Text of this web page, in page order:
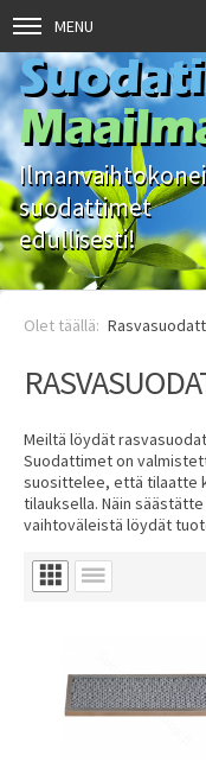
MENU
suodattimet
edullisesti!
Meiltä löydät
Suodattimet on
suosittelee, että tilaatte
tilauksella. Näin
vaihtoväleistä löydät